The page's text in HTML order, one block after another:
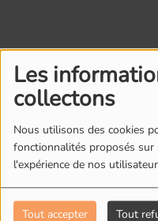
Les
collectons
Nous utilisons des cookies
fonctionnalités proposés
l'expérience de nos
Tout accepter Tout